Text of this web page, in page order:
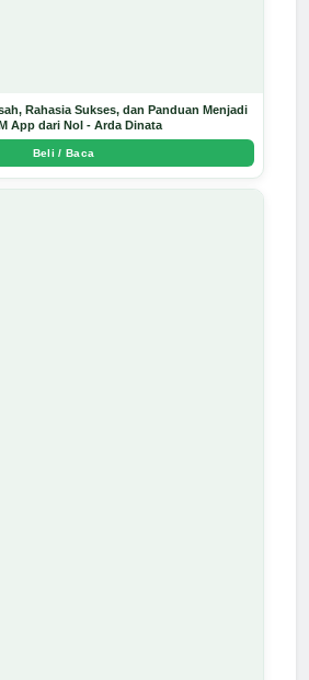
Rahasia Sukses, dan Panduan Menjadi
App dari Nol - Arda Dinata
Beli / Baca